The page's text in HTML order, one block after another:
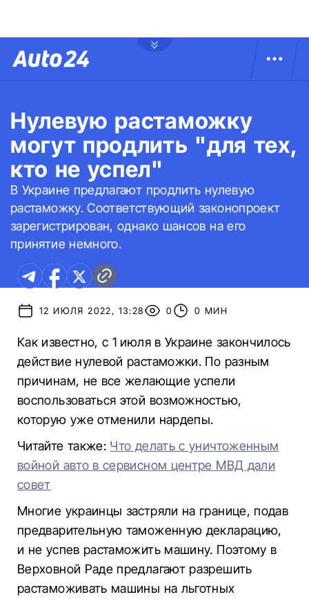
Нулевую растаможку
могут продлить "для тех,
кто не успел"
В Украине предлагают продлить нулевую
растаможку. Соответствующий законопроект
зарегистрирован, однако шансов на его
принятие немного.
12 ИЮЛЯ 2022, 13:28 0 0 МИН
Как известно, с 1 июля в Украине закончилось
действие нулевой растаможки. По разным
причинам, не все желающие успели
воспользоваться этой возможностью,
которую уже отменили нардепы.
Читайте также: Что делать с уничтоженным
войной авто в сервисном центре МВД дали
совет
Многие украинцы застряли на границе, подав
предварительную таможенную декларацию,
и не успев растаможить машину. Поэтому в
Верховной Раде предлагают разрешить
растаможивать машины на льготных